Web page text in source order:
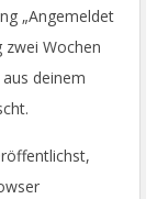
„Angemeldet
zwei Wochen
deinem